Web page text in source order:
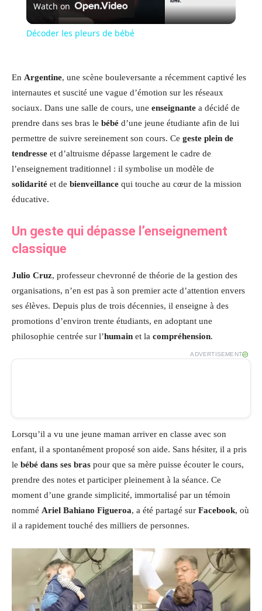
Video
Watch on
Décoder les pleurs de bébé
En Argentine, une scène bouleversante a récemment captivé les
internautes et suscité une vague d’émotion sur les réseaux
sociaux. Dans une salle de cours, une enseignante a décidé de
prendre dans ses bras le bébé d’une jeune étudiante afin de lui
permettre de suivre sereinement son cours. Ce geste plein de
tendresse et d’altruisme dépasse largement le cadre de
l’enseignement traditionnel : il symbolise un modèle de
solidarité et de bienveillance qui touche au cœur de la mission
éducative.
Un geste qui dépasse l’enseignement
classique
Julio Cruz, professeur chevronné de théorie de la gestion des
organisations, n’en est pas à son premier acte d’attention envers
ses élèves. Depuis plus de trois décennies, il enseigne à des
promotions d’environ trente étudiants, en adoptant une
philosophie centrée sur l’humain et la compréhension.
ADVERTISEMENT
Lorsqu’il a vu une jeune maman arriver en classe avec son
enfant, il a spontanément proposé son aide. Sans hésiter, il a pris
le bébé dans ses bras pour que sa mère puisse écouter le cours,
prendre des notes et participer pleinement à la séance. Ce
moment d’une grande simplicité, immortalisé par un témoin
nommé Ariel Bahiano Figueroa, a été partagé sur Facebook, où
il a rapidement touché des milliers de personnes.